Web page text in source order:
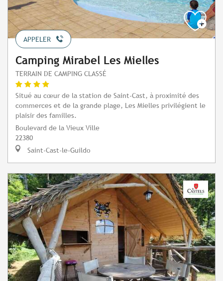
APPELER
Camping Mirabel Les Mielles
TERRAIN DE CAMPING CLASSÉ
Situé au cœur de la station de Saint-Cast, à proximité des
commerces et de la grande plage, Les Mielles privilégient le
plaisir des familles.
Boulevard de la Vieux Ville
22380
Saint-Cast-le-Guildo